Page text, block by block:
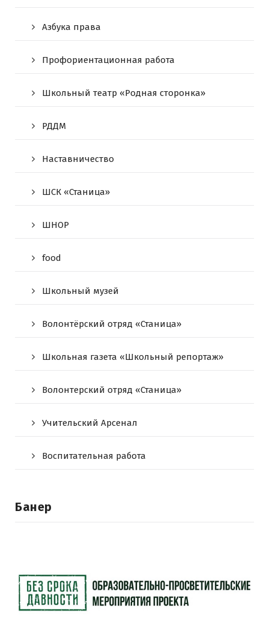
Азбука права
Профориентационная работа
Школьный театр «Родная сторонка»
РДДМ
Наставничество
ШСК «Станица»
ШНОР
food
Школьный музей
Волонтёрский отряд «Станица»
Школьная газета «Школьный репортаж»
Волонтерский отряд «Станица»
Учительский Арсенал
Воспитательная работа
Банер